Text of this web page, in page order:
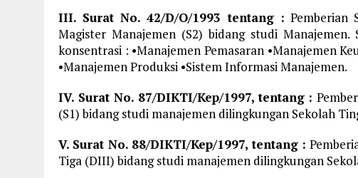
III. Surat No. 42/D/O/1993 tentang : Pemberian
Magister Manajemen (S2) bidang studi
konsentrasi : •Manajemen Pemasaran •Manajemen
•Manajemen Produksi •Sistem Informasi Manajemen.
IV. Surat No. 87/DIKTI/Kep/1997, tentang :
(S1) bidang studi manajemen dilingkungan Sekolah
V. Surat No. 88/DIKTI/Kep/1997, tentang :
Tiga (DIII) bidang studi manajemen dilingkungan